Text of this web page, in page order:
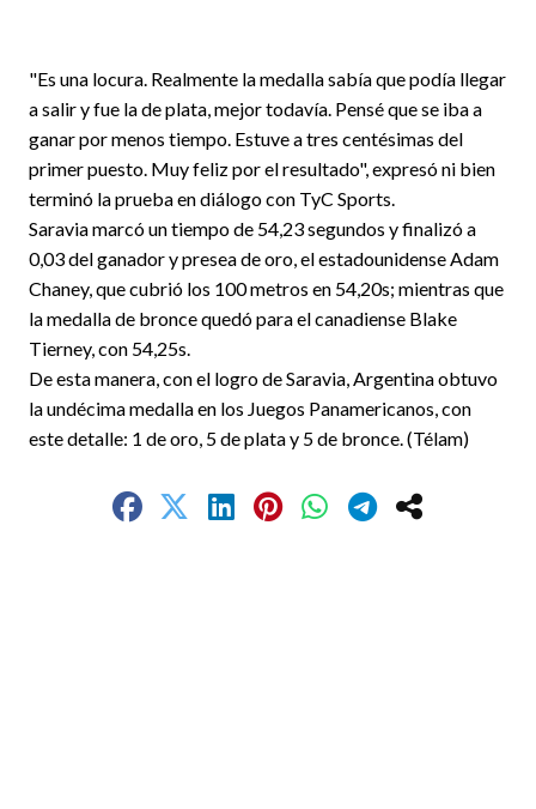
"Es una locura. Realmente la medalla sabía que podía llegar
a salir y fue la de plata, mejor todavía. Pensé que se iba a
ganar por menos tiempo. Estuve a tres centésimas del
primer puesto. Muy feliz por el resultado", expresó ni bien
terminó la prueba en diálogo con TyC Sports.
Saravia marcó un tiempo de 54,23 segundos y finalizó a
0,03 del ganador y presea de oro, el estadounidense Adam
Chaney, que cubrió los 100 metros en 54,20s; mientras que
la medalla de bronce quedó para el canadiense Blake
Tierney, con 54,25s.
De esta manera, con el logro de Saravia, Argentina obtuvo
la undécima medalla en los Juegos Panamericanos, con
este detalle: 1 de oro, 5 de plata y 5 de bronce. (Télam)